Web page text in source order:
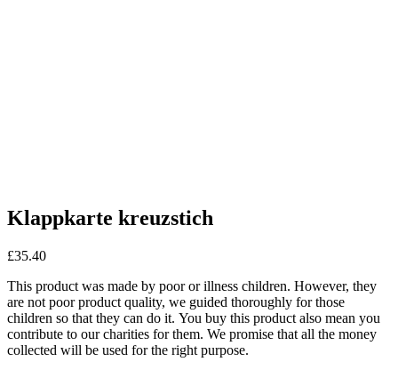
Klappkarte kreuzstich
£35.40
This product was made by poor or illness children. However, they
are not poor product quality, we guided thoroughly for those
children so that they can do it. You buy this product also mean you
contribute to our charities for them. We promise that all the money
collected will be used for the right purpose.